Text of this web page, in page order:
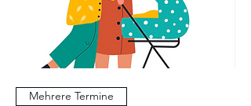
Mehrere Termine